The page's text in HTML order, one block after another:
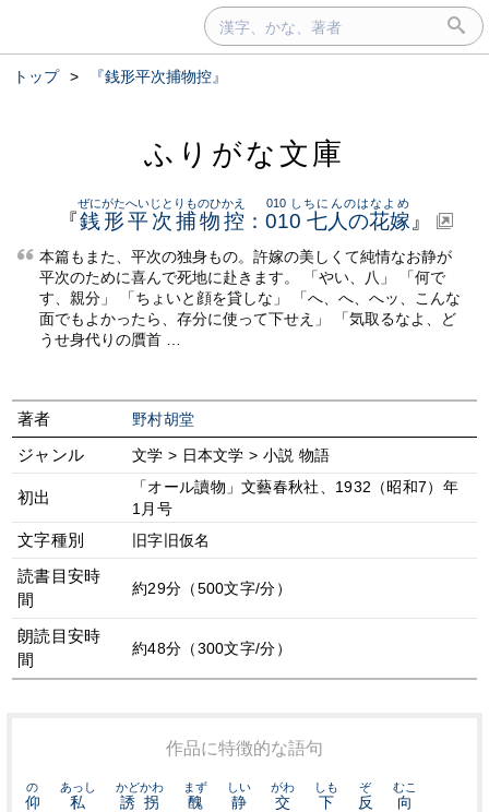
トップ > 『銭形平次捕物控』
ふりがな文庫
『銭形平次捕物控
ぜにがたへいじとりものひかえ
： 010 七人の花嫁
010 しちにんのはなよめ
』
本篇もまた、平次の独身もの。許嫁の美しくて純情なお静が
平次のために喜んで死地に赴きます。 「やい、八」 「何で
す、親分」 「ちょいと顔を貸しな」 「へ、へ、へッ、こんな
面でもよかったら、存分に使って下せえ」 「気取るなよ、ど
うせ身代りの贋首 …
著者 野村胡堂
ジャンル 文学 > 日本文学 > 小説 物語
初出
「オール讀物」文藝春秋社、1932（昭和7）年
1月号
文字種別 旧字旧仮名
読書目安時
間
約29分（500文字/分）
朗読目安時
間
約48分（300文字/分）
作品に特徴的な語句
仰
の
私
あっし
誘拐
かどかわ
醜
まず
静
しい
交
がわ
下
しも
反
ぞ
向
むこ